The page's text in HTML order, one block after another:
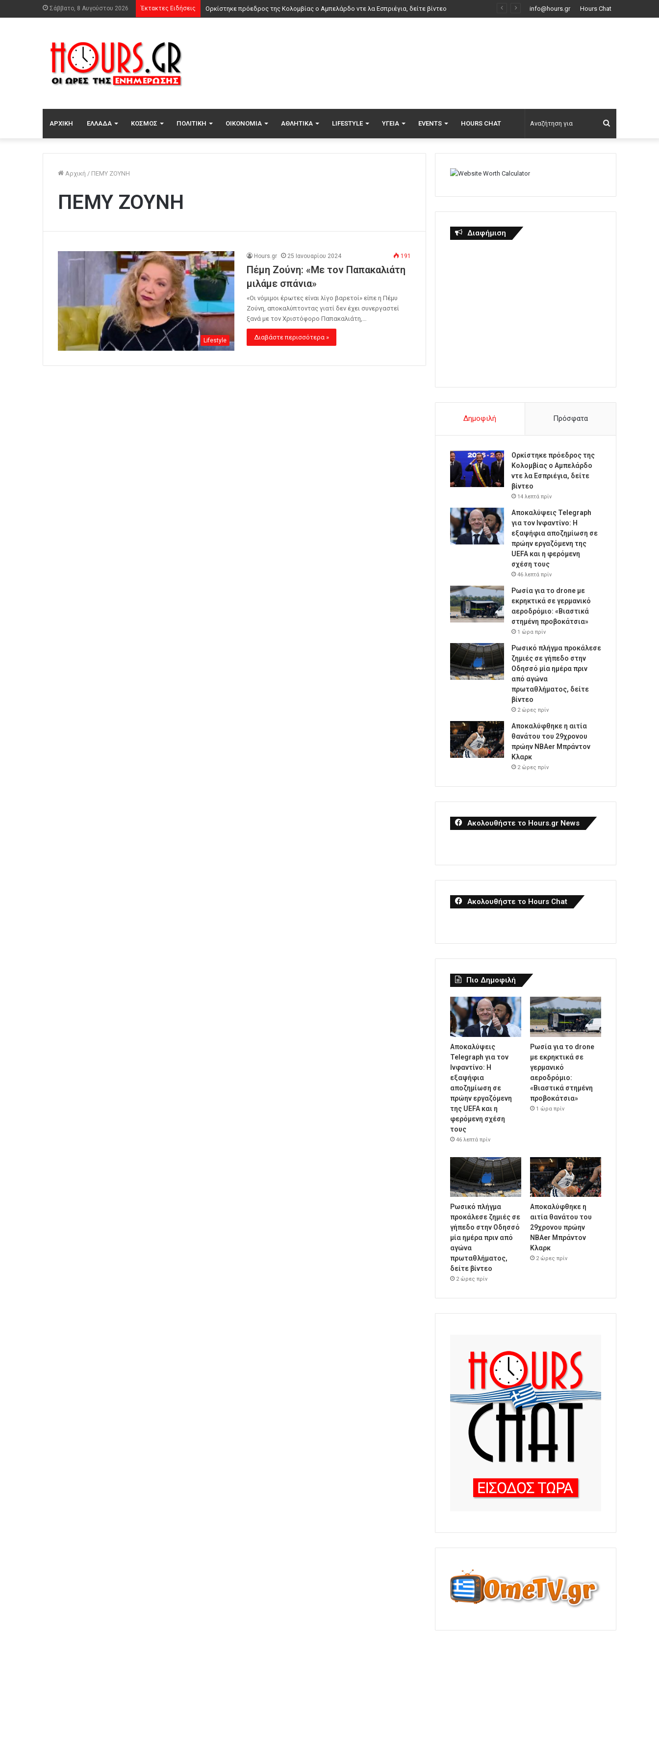
Σάββατο, 8 Αυγούστου 2026 Έκτακτες Ειδήσεις info@hours.gr Hours Chat
ΑΡΧΙΚΉ ΕΛΛΆΔΑ ΚΌΣΜΟΣ ΠΟΛΙΤΙΚΉ ΟΙΚΟΝΟΜΊΑ ΑΘΛΗΤΙΚΆ LIFESTYLE ΥΓΕΊΑ EVENTS HOURS CHAT
για
Αρχική / ΠΕΜΥ ΖΟΥΝΗ
ΠΕΜΥ ΖΟΥΝΗ
Lifestyle
Hours.gr 25 Ιανουαρίου 2024 191
Πέμη Ζούνη: «Με τον Παπακαλιάτη
μιλάμε σπάνια»
«Οι νόμιμοι έρωτες είναι λίγο βαρετοί» είπε η Πέμυ
Ζούνη, αποκαλύπτοντας γιατί δεν έχει συνεργαστεί
ξανά με τον Χριστόφορο Παπακαλιάτη,…
Διαβάστε περισσότερα »
Διαφήμιση
Δημοφιλή Πρόσφατα
Ορκίστηκε πρόεδρος της
Κολομβίας ο Αμπελάρδο
ντε λα Εσπριέγια, δείτε
βίντεο
14 λεπτά πρίν
Αποκαλύψεις Telegraph
για τον Ινφαντίνο: Η
εξαψήφια αποζημίωση σε
πρώην εργαζόμενη της
UEFA και η φερόμενη
σχέση τους
46 λεπτά πρίν
Ρωσία για το drone με
εκρηκτικά σε γερμανικό
αεροδρόμιο: «Βιαστικά
στημένη προβοκάτσια»
1 ώρα πρίν
Ρωσικό πλήγμα προκάλεσε
ζημιές σε γήπεδο στην
Οδησσό μία ημέρα πριν
από αγώνα
πρωταθλήματος, δείτε
βίντεο
2 ώρες πρίν
Αποκαλύφθηκε η αιτία
θανάτου του 29χρονου
πρώην NBAer Μπράντον
Κλαρκ
2 ώρες πρίν
Ακολουθήστε το Hours.gr News
Ακολουθήστε το Hours Chat
Πιο Δημοφιλή
Αποκαλύψεις
Telegraph για τον
Ινφαντίνο: Η
εξαψήφια
αποζημίωση σε
πρώην εργαζόμενη
της UEFA και η
φερόμενη σχέση
τους
46 λεπτά πρίν
Ρωσία για το drone
με εκρηκτικά σε
γερμανικό
αεροδρόμιο:
«Βιαστικά στημένη
προβοκάτσια»
1 ώρα πρίν
Ρωσικό πλήγμα
προκάλεσε ζημιές σε
γήπεδο στην Οδησσό
μία ημέρα πριν από
αγώνα
πρωταθλήματος,
δείτε βίντεο
2 ώρες πρίν
Αποκαλύφθηκε η
αιτία θανάτου του
29χρονου πρώην
NBAer Μπράντον
Κλαρκ
2 ώρες πρίν